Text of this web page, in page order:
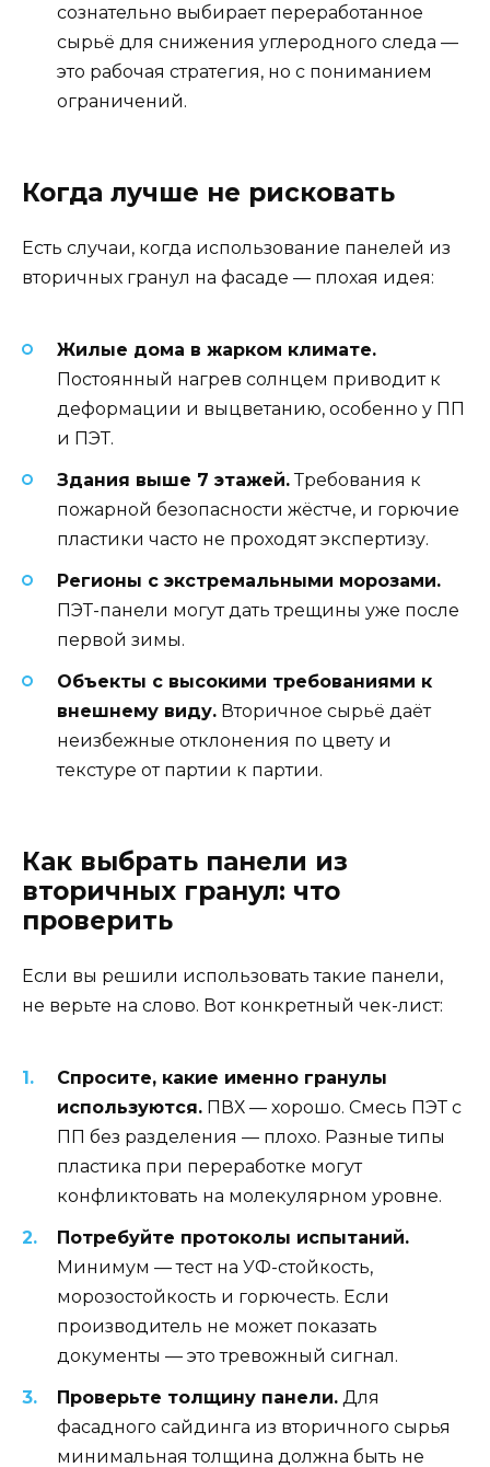
сознательно выбирает переработанное
сырьё для снижения углеродного следа —
это рабочая стратегия, но с пониманием
ограничений.
Когда лучше не рисковать
Есть случаи, когда использование панелей из
вторичных гранул на фасаде — плохая идея:
Жилые дома в жарком климате.
Постоянный нагрев солнцем приводит к
деформации и выцветанию, особенно у ПП
и ПЭТ.
Здания выше 7 этажей.Требования к
пожарной безопасности жёстче, и горючие
пластики часто не проходят экспертизу.
Регионы с экстремальными морозами.
ПЭТ-панели могут дать трещины уже после
первой зимы.
Объекты с высокими требованиями к
внешнему виду. Вторичное сырьё даёт
неизбежные отклонения по цвету и
текстуре от партии к партии.
Как выбрать панели из
вторичных гранул: что
проверить
Если вы решили использовать такие панели,
не верьте на слово. Вот конкретный чек-лист:
Спросите, какие именно гранулы
используются. ПВХ — хорошо. Смесь ПЭТ с
ПП без разделения — плохо. Разные типы
пластика при переработке могут
конфликтовать на молекулярном уровне.
Потребуйте протоколы испытаний.
Минимум — тест на УФ-стойкость,
морозостойкость и горючесть. Если
производитель не может показать
документы — это тревожный сигнал.
Проверьте толщину панели. Для
фасадного сайдинга из вторичного сырья
минимальная толщина должна быть не